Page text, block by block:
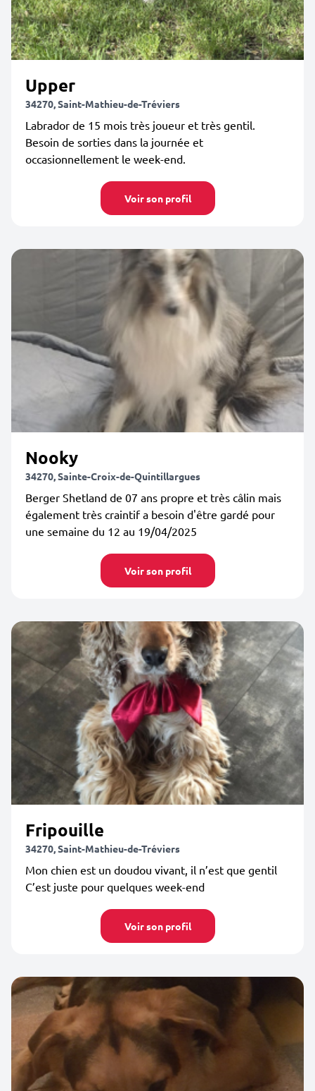
Upper
34270, Saint-Mathieu-de-Tréviers
Labrador de 15 mois très joueur et très gentil.
Besoin de sorties dans la journée et
occasionnellement le week-end.
Voir son profil
Nooky
34270, Sainte-Croix-de-Quintillargues
Berger Shetland de 07 ans propre et très câlin mais
également très craintif a besoin d'être gardé pour
une semaine du 12 au 19/04/2025
Voir son profil
Fripouille
34270, Saint-Mathieu-de-Tréviers
Mon chien est un doudou vivant, il n’est que gentil
C’est juste pour quelques week-end
Voir son profil